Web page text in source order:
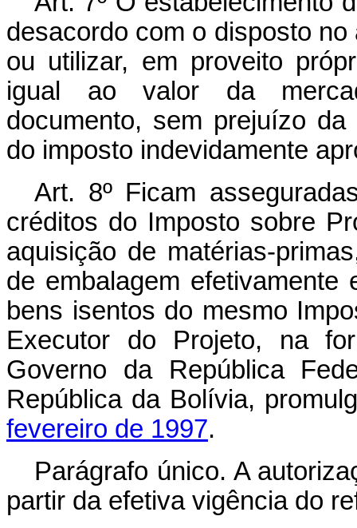
desacordo com o disposto
ou utilizar, em proveito
igual ao valor da
documento, sem prejuízo
do imposto indevidamente
Art. 8º Ficam
créditos do Imposto sobre
aquisição de matérias-
de embalagem efetivamente
bens isentos do mesmo
Executor do Projeto, na
Governo da República
República da Bolívia,
fevereiro de 1997.
Parágrafo único. A
partir da efetiva vigência do